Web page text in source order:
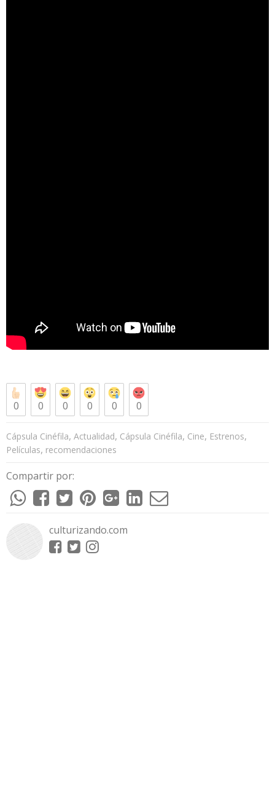
0 0 0 0 0 0
Cápsula Cinéfila, Actualidad, Cápsula Cinéfila, Cine, Estrenos,
Películas, recomendaciones
Compartir por:
culturizando.com